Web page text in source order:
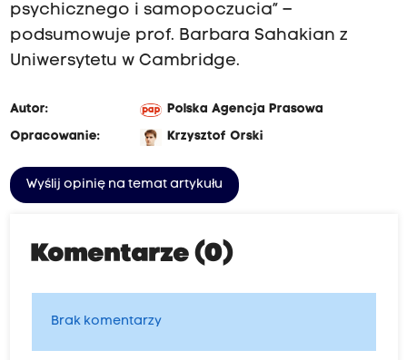
psychicznego i samopoczucia” –
podsumowuje prof. Barbara Sahakian z
Uniwersytetu w Cambridge.
Autor:
Polska Agencja Prasowa
Opracowanie:
Krzysztof Orski
Wyślij opinię na temat artykułu
Komentarze (0)
Brak komentarzy